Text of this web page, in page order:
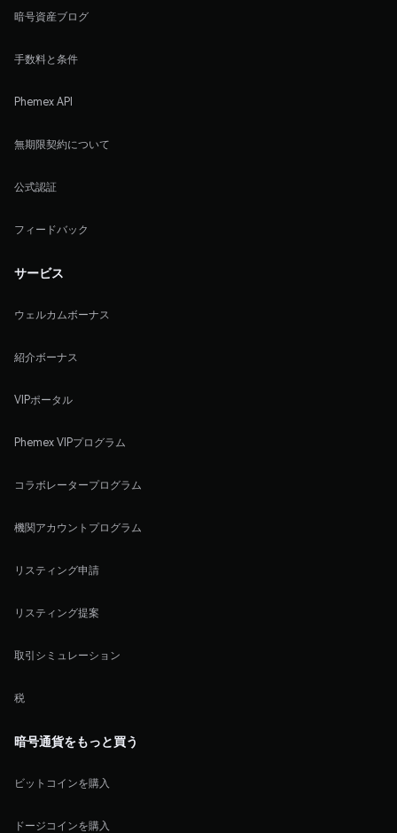
暗号資産ブログ
手数料と条件
Phemex API
無期限契約について
公式認証
フィードバック
サービス
ウェルカムボーナス
紹介ボーナス
VIPポータル
Phemex VIPプログラム
コラボレータープログラム
機関アカウントプログラム
リスティング申請
リスティング提案
取引シミュレーション
税
暗号通貨をもっと買う
ビットコインを購入
ドージコインを購入